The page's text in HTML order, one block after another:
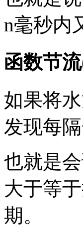
n毫秒内
函数节
如果将
发现每
也就是
大于等
期。